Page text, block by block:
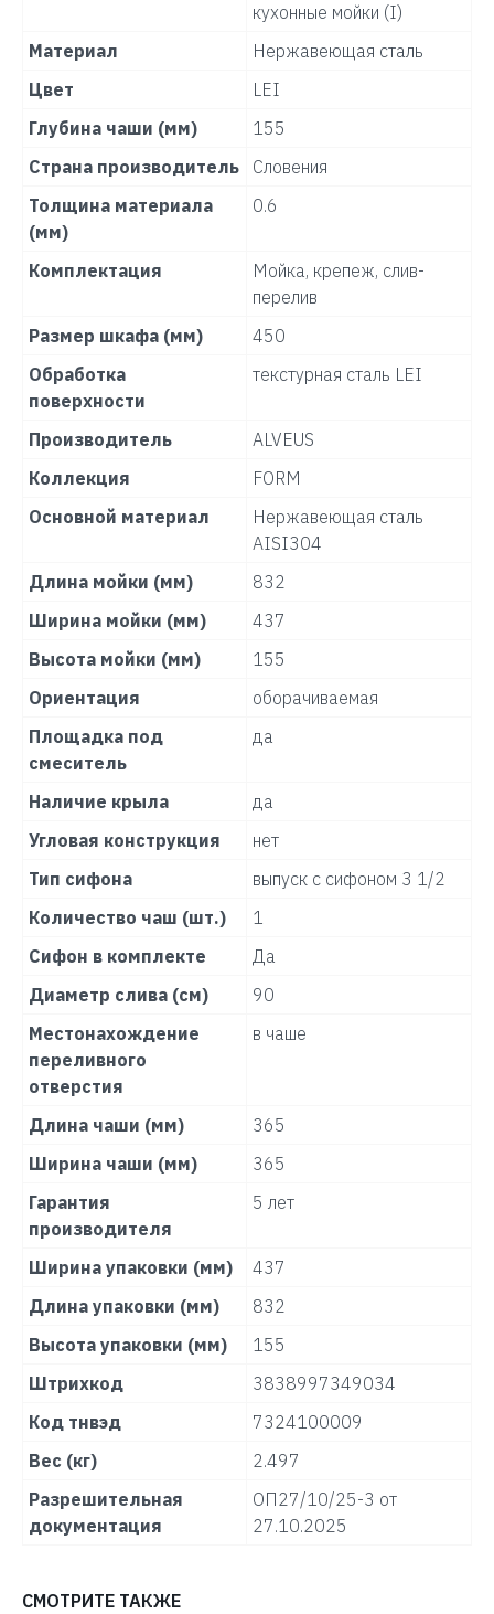
кухонные мойки (I)
Материал
Нержавеющая сталь
Цвет
LEI
Глубина чаши (мм)
155
Страна производитель
Словения
Толщина материала
(мм)
0.6
Комплектация
Мойка, крепеж, слив-
перелив
Размер шкафа (мм)
450
Обработка
поверхности
текстурная сталь LEI
Производитель
ALVEUS
Коллекция
FORM
Основной материал
Нержавеющая сталь
AISI304
Длина мойки (мм)
832
Ширина мойки (мм)
437
Высота мойки (мм)
155
Ориентация
оборачиваемая
Площадка под
смеситель
да
Наличие крыла
да
Угловая конструкция
нет
Тип сифона
выпуск с сифоном 3 1/2
Количество чаш (шт.)
1
Сифон в комплекте
Да
Диаметр слива (см)
90
Местонахождение
переливного
отверстия
в чаше
Длина чаши (мм)
365
Ширина чаши (мм)
365
Гарантия
производителя
5 лет
Ширина упаковки (мм)
437
Длина упаковки (мм)
832
Высота упаковки (мм)
155
Штрихкод
3838997349034
Код тнвэд
7324100009
Вес (кг)
2.497
Разрешительная
документация
ОП27/10/25-3 от
27.10.2025
СМОТРИТЕ ТАКЖЕ